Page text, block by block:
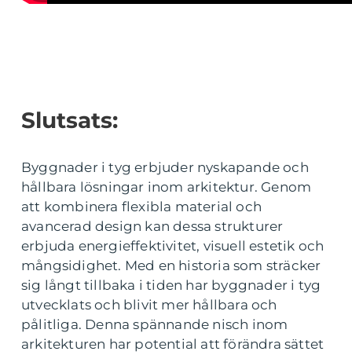
Slutsats:
Byggnader i tyg erbjuder nyskapande och
hållbara lösningar inom arkitektur. Genom
att kombinera flexibla material och
avancerad design kan dessa strukturer
erbjuda energieffektivitet, visuell estetik och
mångsidighet. Med en historia som sträcker
sig långt tillbaka i tiden har byggnader i tyg
utvecklats och blivit mer hållbara och
pålitliga. Denna spännande nisch inom
arkitekturen har potential att förändra sättet